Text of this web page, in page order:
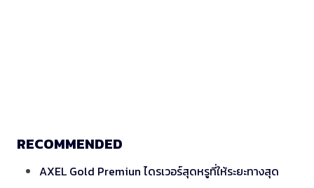
RECOMMENDED
AXEL Gold Premiun ไดรเวอร์สุดหรูที่ให้ระยะทางสุด